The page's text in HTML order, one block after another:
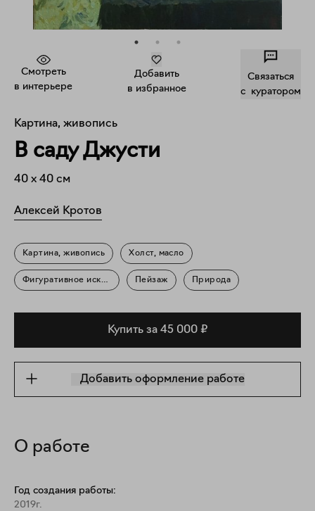
Смотреть
в интерьере
Добавить
в избранное
Связаться
c куратором
Картина, живопись
В саду Джусти
40 x 40 см
Алексей Кротов
Картина, живопись Холст, масло
Фигуративное искусство Пейзаж Природа
Купить за 45 000 ₽
Добавить оформление работе
О работе
Год создания работы:
2019г.